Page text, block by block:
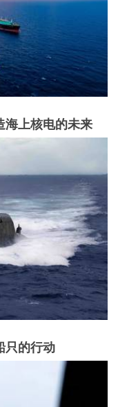
海上核电的未来
只的行动